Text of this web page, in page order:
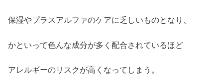
保湿やプラスアルファのケアに乏しいものとなり、
かといって色んな成分が多く配合されているほど
アレルギーのリスクが高くなってしまう。